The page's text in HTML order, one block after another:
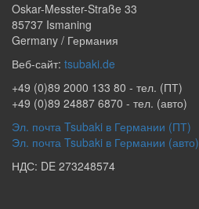
Oskar-Messter-Straße 33
85737 Ismaning
Germany / Германия
Веб-сайт: tsubaki.de
+49 (0)89 2000 133 80 - тел. (ПТ)
+49 (0)89 24887 6870 - тел. (авто)
Эл. почта Tsubaki в Германии (ПТ)
Эл. почта Tsubaki в Германии (авто)
НДС: DE 273248574